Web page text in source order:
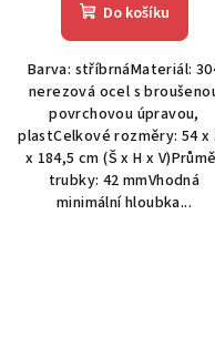
Do košíku
Barva: stříbrnáMateriál:
nerezová ocel s
povrchovou úpravou,
plastCelkové rozměry: 54 x
x 184,5 cm (Š x H x
trubky: 42 mmVhodná
minimální hloubka...